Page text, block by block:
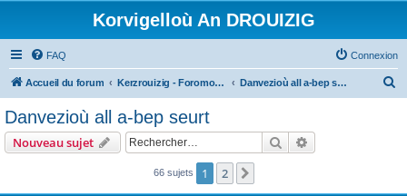
Korvigelloù An DROUIZIG
FAQ Connexion
Accueil du forum Kerzrouizig - Foromoù An Drouizig Danvezioù all a-bep seurt
Danvezioù all a-bep seurt
Nouveau sujet Rechercher
66 sujets 1 2